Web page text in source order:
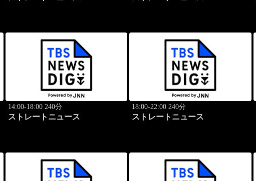
14:00-18:00 240分
ストレートニュース
18:00-22:00 240分
ストレートニュース